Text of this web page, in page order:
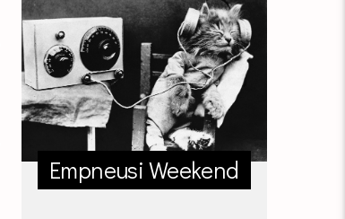
Empneusi Weekend